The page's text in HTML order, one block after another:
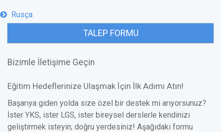
Rusça
TALEP FORMU
Bizimle İletişime Geçin
Eğitim Hedeflerinize Ulaşmak İçin İlk Adımı Atın!
Başarıya giden yolda size özel bir destek mi arıyorsunuz?
İster YKS, ister LGS, ister bireysel derslerle kendinizi
geliştirmek isteyin; doğru yerdesiniz! Aşağıdaki formu